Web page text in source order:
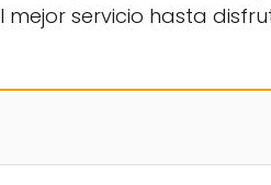
servicio hasta